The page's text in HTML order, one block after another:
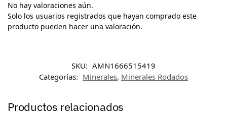
No hay valoraciones aún.
Solo los usuarios registrados que hayan comprado este
producto pueden hacer una valoración.
SKU: AMN1666515419
Categorías: Minerales, Minerales Rodados
Productos relacionados